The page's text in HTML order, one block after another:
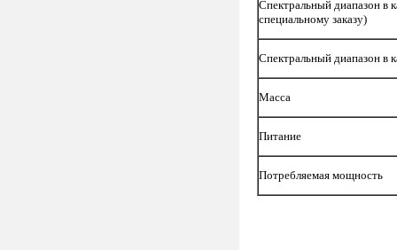
Спектральный диапазон в
специальному заказу)
Спектральный диапазон в
Масса
Питание
Потребляемая мощность